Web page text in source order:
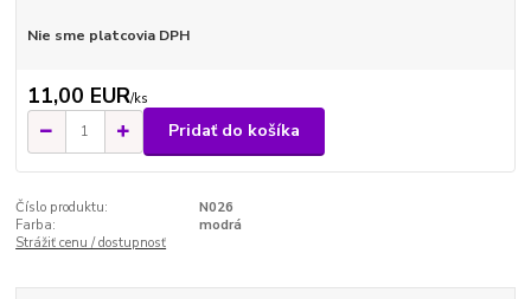
Nie sme platcovia DPH
11,00 EUR/ks
Pridať do košíka
Číslo produktu:
N026
Farba:
modrá
Strážiť cenu / dostupnosť